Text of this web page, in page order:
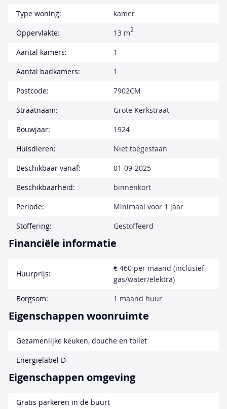
Type woning:
kamer
Oppervlakte:
13 m2
Aantal kamers:
1
Aantal badkamers:
1
Postcode:
7902CM
Straatnaam:
Grote Kerkstraat
Bouwjaar:
1924
Huisdieren:
Niet toegestaan
Beschikbaar vanaf:
01-09-2025
Beschikbaarheid:
binnenkort
Periode:
Minimaal voor 1 jaar
Stoffering:
Gestoffeerd
Financiële informatie
Huurprijs:
€ 460 per maand (inclusief
gas/water/elektra)
Borgsom:
1 maand huur
Eigenschappen woonruimte
Gezamenlijke keuken, douche en toilet
Energielabel D
Eigenschappen omgeving
Gratis parkeren in de buurt